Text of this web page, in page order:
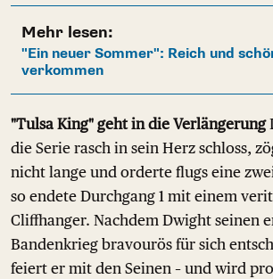
Mehr lesen:
"Ein neuer Sommer": Reich und
verkommen
"Tulsa King" geht in die Verlängerung
die Serie rasch in sein Herz schloss,
nicht lange und orderte flugs eine
so endete Durchgang 1 mit einem
Cliffhanger. Nachdem Dwight seinen
Bandenkrieg bravourös für sich
feiert er mit den Seinen – und wird